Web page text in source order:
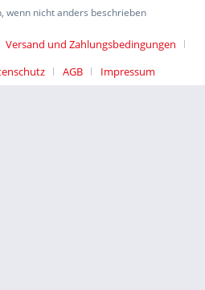
wenn nicht anders beschrieben
Versand und Zahlungsbedingungen
AGB Impressum